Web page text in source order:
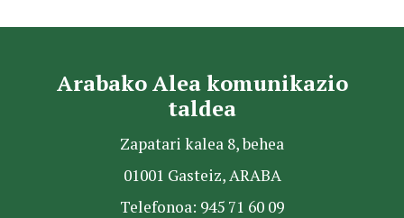
Arabako Alea komunikazio
taldea
Zapatari kalea 8, behea
01001 Gasteiz, ARABA
Telefonoa: 945 71 60 09